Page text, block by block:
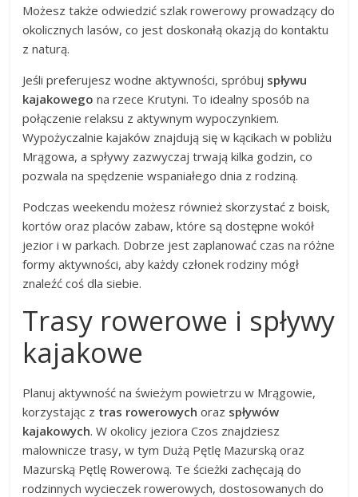
Możesz także odwiedzić szlak rowerowy prowadzący do
okolicznych lasów, co jest doskonałą okazją do kontaktu
z naturą.
Jeśli preferujesz wodne aktywności, spróbuj spływu
kajakowego na rzece Krutyni. To idealny sposób na
połączenie relaksu z aktywnym wypoczynkiem.
Wypożyczalnie kajaków znajdują się w kącikach w pobliżu
Mrągowa, a spływy zazwyczaj trwają kilka godzin, co
pozwala na spędzenie wspaniałego dnia z rodziną.
Podczas weekendu możesz również skorzystać z boisk,
kortów oraz placów zabaw, które są dostępne wokół
jezior i w parkach. Dobrze jest zaplanować czas na różne
formy aktywności, aby każdy członek rodziny mógł
znaleźć coś dla siebie.
Trasy rowerowe i spływy
kajakowe
Planuj aktywność na świeżym powietrzu w Mrągowie,
korzystając z tras rowerowych oraz spływów
kajakowych. W okolicy jeziora Czos znajdziesz
malownicze trasy, w tym Dużą Pętlę Mazurską oraz
Mazurską Pętlę Rowerową. Te ścieżki zachęcają do
rodzinnych wycieczek rowerowych, dostosowanych do